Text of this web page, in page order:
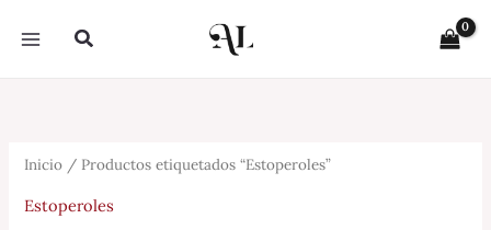
Buscar
Inicio / Productos etiquetados “Estoperoles”
Estoperoles